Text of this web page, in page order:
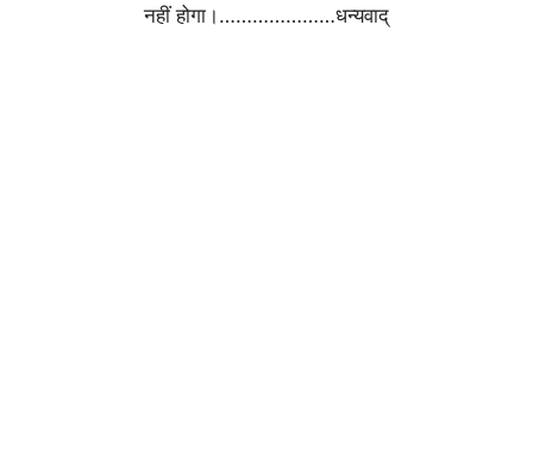
नहीं होगा।…………………धन्यवाद्